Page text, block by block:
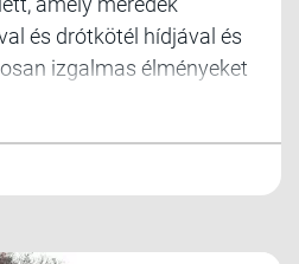
és drótkötél hídjával és
izgalmas élményeket